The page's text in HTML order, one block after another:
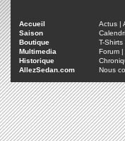
Accueil Actus |
Saison
Boutique
T-
Multimedia
Forum |
Historique
AllezSedan.com
Nous